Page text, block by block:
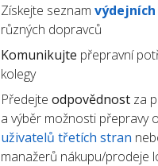
Získejte seznam
různých dopravců
Komunikujte přepravní
kolegy
Předejte odpovědnost za
a výběr možnosti přepravy
uživatelů třetích stran
manažerů nákupu/prodeje